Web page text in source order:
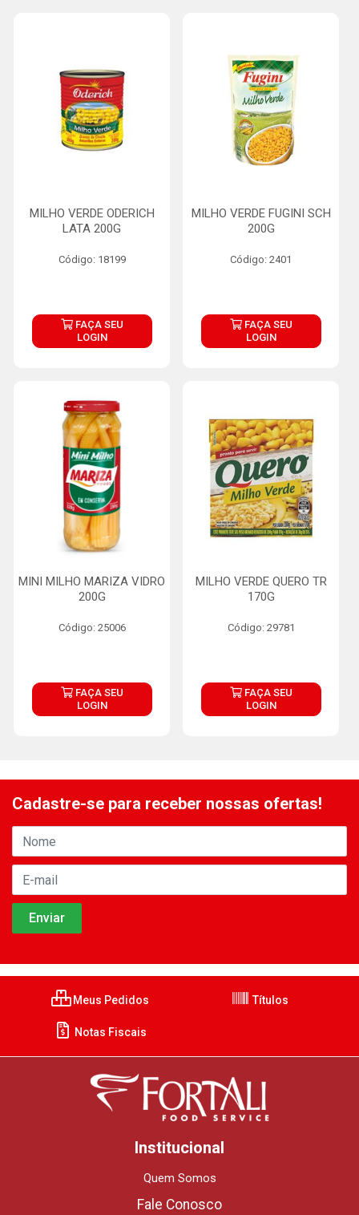
MILHO VERDE ODERICH
LATA 200G
Código: 18199
FAÇA SEU
LOGIN
MILHO VERDE FUGINI SCH
200G
Código: 2401
FAÇA SEU
LOGIN
MINI MILHO MARIZA VIDRO
200G
Código: 25006
FAÇA SEU
LOGIN
MILHO VERDE QUERO TR
170G
Código: 29781
FAÇA SEU
LOGIN
Cadastre-se para receber nossas ofertas!
Meus Pedidos Títulos
Notas Fiscais
Institucional
Quem Somos
Fale Conosco